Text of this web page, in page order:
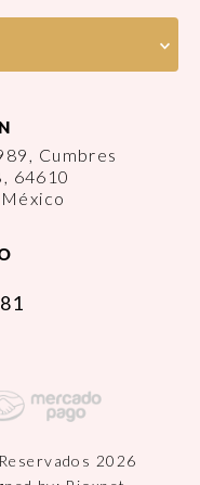
Cumbres
64610
2026